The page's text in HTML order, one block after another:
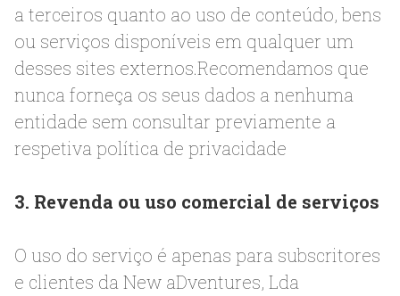
a terceiros quanto ao uso de conteúdo, bens
ou serviços disponíveis em qualquer um
desses sites externos.Recomendamos que
nunca forneça os seus dados a nenhuma
entidade sem consultar previamente a
respetiva política de privacidade
3. Revenda ou uso comercial de serviços
O uso do serviço é apenas para subscritores
e clientes da New aDventures, Lda